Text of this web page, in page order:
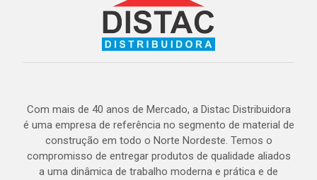
Com mais de 40 anos de Mercado, a Distac Distribuidora
é uma empresa de referência no segmento de material de
construção em todo o Norte Nordeste. Temos o
compromisso de entregar produtos de qualidade aliados
a uma dinâmica de trabalho moderna e prática e de